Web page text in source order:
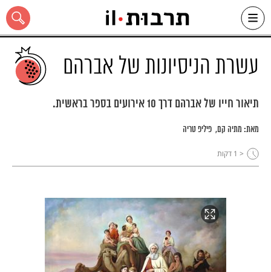
Skip
content
כל האתר
עשרת הניסיונות של אברהם
תיאור חייו של אברהם דרך 10 אירועים בספר בראשית.
מאת: מתיה קם פיליפ טריה
< 1 דקות